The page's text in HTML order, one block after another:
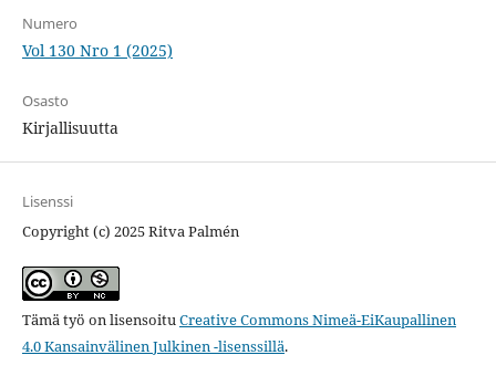
Numero
Vol 130 Nro 1 (2025)
Osasto
Kirjallisuutta
Lisenssi
Copyright (c) 2025 Ritva Palmén
Tämä työ on lisensoituCreative Commons Nimeä-EiKaupallinen
4.0 Kansainvälinen Julkinen -lisenssillä.